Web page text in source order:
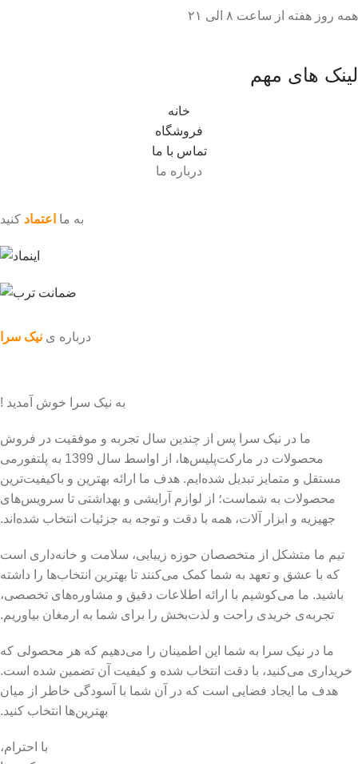
همه روز هفته از ساعت ٨ الی ۲۱
لینک های مهم
خانه
فروشگاه
تماس با ما
درباره ما
درباره ی نیک سرا
به نیک سرا خوش آمدید !
ما در نیک سرا پس از چندین سال تجربه و موفقیت در فروش
محصولات در مارکت‌پلیس‌ها، از اواسط سال 1399 به پلتفورمی
مستقل و متمایز تبدیل شده‌ایم. هدف ما ارائه بهترین و باکیفیت‌ترین
محصولات به شماست؛ از لوازم آرایشی و بهداشتی تا سرویس‌های
جهیزیه و ابزار آلات، همه با دقت و توجه به جزئیات انتخاب شده‌اند.
تیم ما متشکل از متخصصان حوزه زیبایی، سلامت و خانه‌داری است
که با عشق و تعهد به شما کمک می‌کنند تا بهترین انتخاب‌ها را داشته
باشید. ما می‌کوشیم با ارائه اطلاعات دقیق و مشاوره‌های تخصصی،
تجربه‌ی خریدی راحت و لذت‌بخش را برای شما به ارمغان بیاوریم.
ما در نیک سرا به شما این اطمینان را می‌دهیم که هر محصولی که
خریداری می‌کنید، با دقت انتخاب شده و کیفیت آن تضمین شده است.
هدف ما ایجاد فضایی است که در آن شما با آسودگی خاطر از میان
بهترین‌ها انتخاب کنید.
با احترام،
به ما اعتماد کنید